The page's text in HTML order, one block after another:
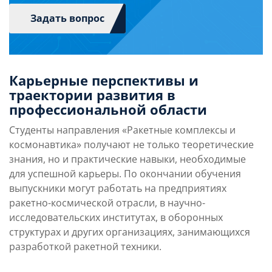
года по настоящее время).
создание научных основ проектирования и
отработки РДТТ с широким использованием
полимерных и углерод-углеродных
композиционных материалов, что
энергомассового совершенствования
двигателей, снизить затраты на их
производство;
становление закономерностей
профилирования газового тракта сопловых
аппаратов энергетических установок с
учетом двухфазного течения продуктов
сгорания твердого ракетного топлива в
сопле;
разработка методологии, методов и
программ расчета параметров
пограничного слоя, трения и теплообмена в
Автор более 460 публикаций, из них 9
монографий и 165 авторских свидетельств и
патентов на изобретения.
Задать вопрос
Карьерные перспективы и
траектории развития в
профессиональной области
Студенты направления «Ракетные комплексы и
космонавтика» получают не только теоретические
знания, но и практические навыки, необходимые
для успешной карьеры. По окончании обучения
выпускники могут работать на предприятиях
ракетно-космической отрасли, в научно-
исследовательских институтах, в оборонных
структурах и других организациях, занимающихся
разработкой ракетной техники.